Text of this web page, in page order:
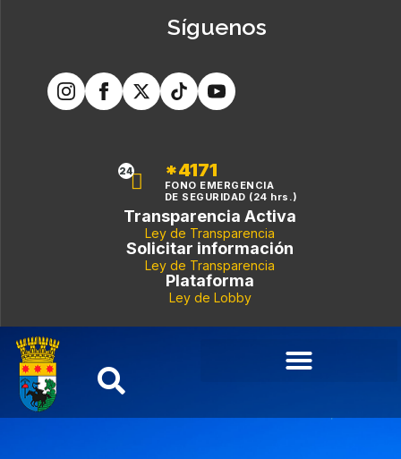
Síguenos
24 *4171
FONO EMERGENCIA
DE SEGURIDAD (24 hrs.)
Transparencia Activa
Ley de Transparencia
Solicitar información
Ley de Transparencia
Plataforma
Ley de Lobby